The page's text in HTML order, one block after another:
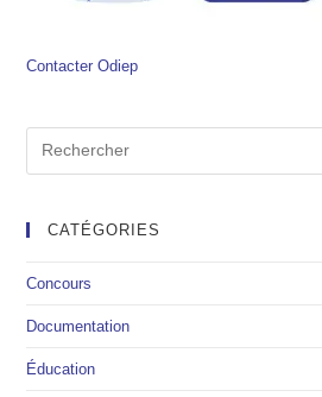
Contacter Odiep
CATÉGORIES
Concours
Documentation
Éducation